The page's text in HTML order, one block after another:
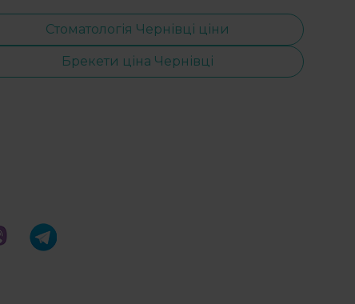
Стоматологія Чернівці ціни
Брекети ціна Чернівці